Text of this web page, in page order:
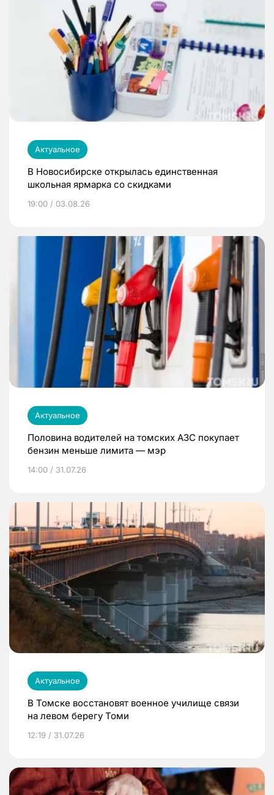
Актуальное
В Новосибирске открылась единственная
школьная ярмарка со скидками
19:00 / 03.08.26
Актуальное
Половина водителей на томских АЗС покупает
бензин меньше лимита — мэр
14:00 / 31.07.26
Актуальное
В Томске восстановят военное училище связи
на левом берегу Томи
12:19 / 31.07.26